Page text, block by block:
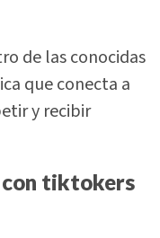
de las conocidas
que conecta a
y recibir
con tiktokers